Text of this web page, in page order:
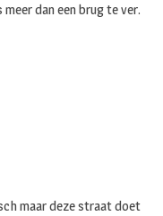
dan een brug te ver.
maar deze straat doet